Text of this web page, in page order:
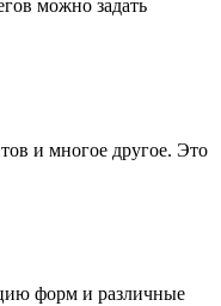
можно задать
и многое другое. Это
форм и различные